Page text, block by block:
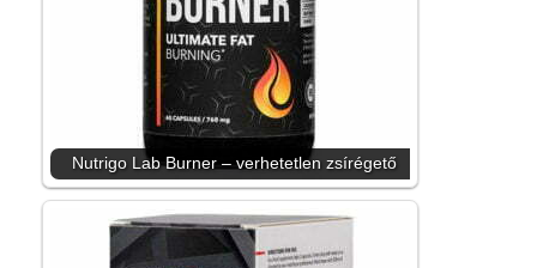
Nutrigo Lab Burner – verhetetlen zsírégető